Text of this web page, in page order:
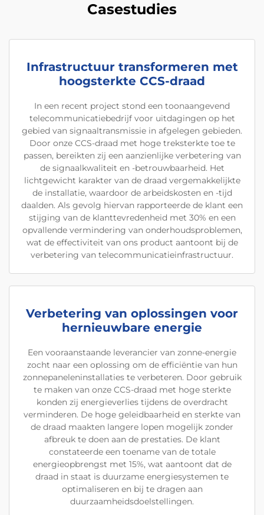
Casestudies
Infrastructuur transformeren met
hoogsterkte CCS-draad
In een recent project stond een toonaangevend
telecommunicatiebedrijf voor uitdagingen op het
gebied van signaaltransmissie in afgelegen gebieden.
Door onze CCS-draad met hoge treksterkte toe te
passen, bereikten zij een aanzienlijke verbetering van
de signaalkwaliteit en -betrouwbaarheid. Het
lichtgewicht karakter van de draad vergemakkelijkte
de installatie, waardoor de arbeidskosten en -tijd
daalden. Als gevolg hiervan rapporteerde de klant een
stijging van de klanttevredenheid met 30% en een
opvallende vermindering van onderhoudsproblemen,
wat de effectiviteit van ons product aantoont bij de
verbetering van telecommunicatieinfrastructuur.
Verbetering van oplossingen voor
hernieuwbare energie
Een vooraanstaande leverancier van zonne-energie
zocht naar een oplossing om de efficiëntie van hun
zonnepaneleninstallaties te verbeteren. Door gebruik
te maken van onze CCS-draad met hoge sterkte
konden zij energieverlies tijdens de overdracht
verminderen. De hoge geleidbaarheid en sterkte van
de draad maakten langere lopen mogelijk zonder
afbreuk te doen aan de prestaties. De klant
constateerde een toename van de totale
energieopbrengst met 15%, wat aantoont dat de
draad in staat is duurzame energiesystemen te
optimaliseren en bij te dragen aan
duurzaamheidsdoelstellingen.